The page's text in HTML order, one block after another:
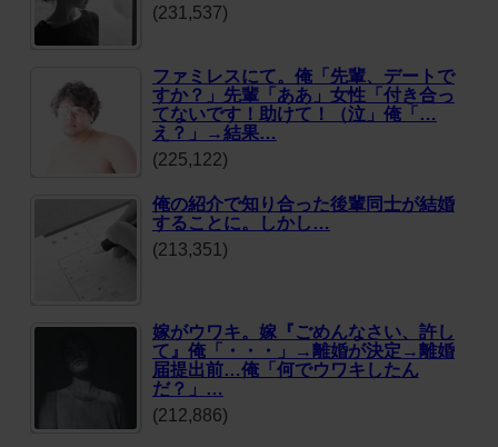
(231,537)
ファミレスにて。俺「先輩、デートで
すか？」先輩「ああ」女性「付き合っ
てないです！助けて！（泣」俺「…
え？」→結果…
(225,122)
俺の紹介で知り合った後輩同士が結婚
することに。しかし…
(213,351)
嫁がウワキ。嫁『ごめんなさい、許し
て』俺「・・・」→離婚が決定→離婚
届提出前…俺「何でウワキしたん
だ？」…
(212,886)